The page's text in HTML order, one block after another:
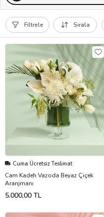
Filtrele Sırala
Cuma Ücretsiz Teslimat
Cam Kadeh Vazoda Beyaz Çiçek
Aranjmanı
5.000,00 TL